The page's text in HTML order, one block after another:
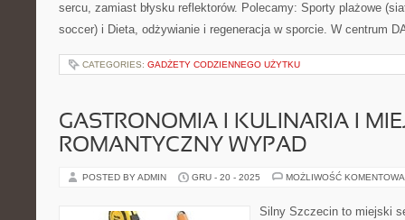
sercu, zamiast błysku reflektorów. Polecamy: Sporty plażowe
soccer) i Dieta, odżywianie i regeneracja w sporcie. W centrum
CATEGORIES: GADŻETY CODZIENNEGO UŻYTKU
GASTRONOMIA I KULINARIA I
ROMANTYCZNY WYPAD
POSTED BY ADMIN GRU - 20 - 2025 MOŻLIWOŚĆ
Silny Szczecin to miejski